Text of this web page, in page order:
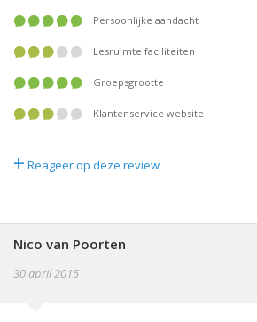
Persoonlijke aandacht
Lesruimte faciliteiten
Groepsgrootte
Klantenservice website
+ Reageer op deze review
Nico van Poorten
30 april 2015